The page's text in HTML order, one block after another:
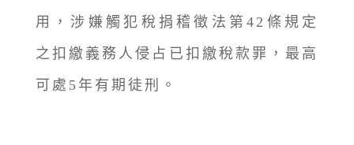
用，涉嫌觸犯稅捐稽徵法第42條規定
之扣繳義務人侵占已扣繳稅款罪，最高
可處5年有期徒刑。